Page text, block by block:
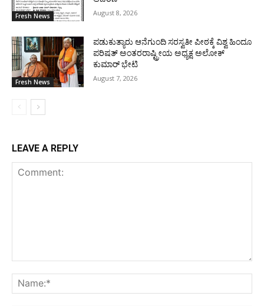
Fresh News August 8, 2026
Fresh News
ಪಡುಕುತ್ಯಾರು ಆನೆಗುಂದಿ ಸರಸ್ವತೀ ಪೀಠಕ್ಕೆ ವಿಶ್ವ ಹಿಂದೂ
ಪರಿಷತ್ ಅಂತರರಾಷ್ಟ್ರೀಯ ಅಧ್ಯಕ್ಷ ಅಲೋಕ್
ಕುಮಾರ್ ಭೇಟಿ
August 7, 2026
LEAVE A REPLY